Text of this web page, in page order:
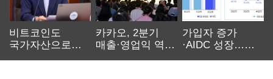
비트코인도
국가자산으로…'
카카오, 2분기
매출·영업익 역대
가입자 증가
·AIDC 성장…